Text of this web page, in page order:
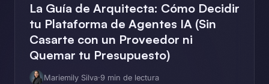
La Guía de Arquitecta: Cómo Decidir
tu Plataforma de Agentes IA (Sin
Casarte con un Proveedor ni
Quemar tu Presupuesto)
Mariemily Silva·9 min de lectura